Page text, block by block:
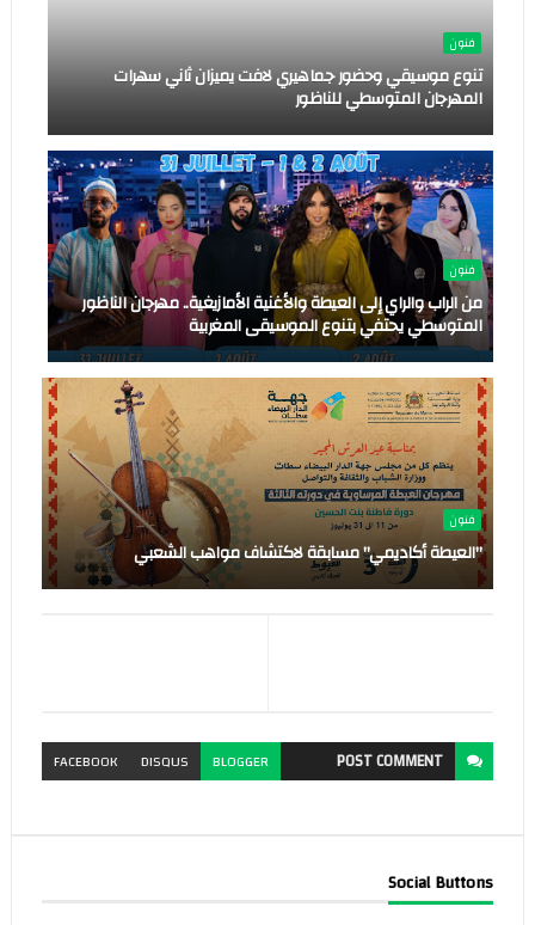
فنون
تنوع موسيقي وحضور جماهيري لافت يميزان ثاني سهرات
المهرجان المتوسطي للناظور
فنون
من الراب والراي إلى العيطة والأغنية الأمازيغية.. مهرجان الناظور
المتوسطي يحتفي بتنوع الموسيقى المغربية
فنون
"العيطة أكاديمي" مسابقة لاكتشاف مواهب الشعبي
POSTCOMMENT
BLOGGER
DISQUS
FACEBOOK
Social Buttons